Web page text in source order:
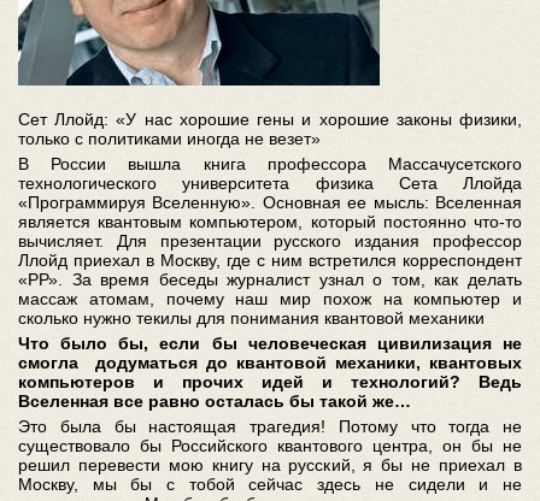
Сет Ллойд: «У нас хорошие гены и хорошие законы физики,
только с политиками иногда не везет»
В России вышла книга профессора Массачусетского
технологического университета физика Сета Ллойда
«Программируя Вселенную». Основная ее мысль: Вселенная
является квантовым компьютером, который постоянно что-то
вычисляет. Для презентации русского издания профессор
Ллойд приехал в Москву, где с ним встретился корреспондент
«РР». За время беседы журналист узнал о том, как делать
массаж атомам, почему наш мир похож на компьютер и
сколько нужно текилы для понимания квантовой механики
Что было бы, если бы человеческая цивилизация не
смогла додуматься до квантовой механики, квантовых
компьютеров и прочих идей и технологий? Ведь
Вселенная все равно осталась бы такой же…
Это была бы настоящая трагедия! Потому что тогда не
существовало бы Российского квантового центра, он бы не
решил перевести мою книгу на русский, я бы не приехал в
Москву, мы бы с тобой сейчас здесь не сидели и не